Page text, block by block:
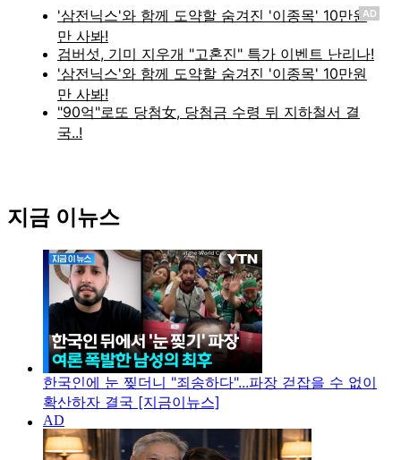
AD
지금 이뉴스
한국인에 눈 찢더니 "죄송하다"...파장 걷잡을 수 없이
확산하자 결국 [지금이뉴스]